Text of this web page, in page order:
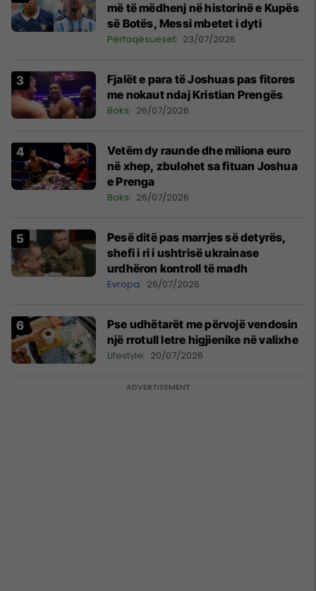
më të mëdhenj në historinë e Kupës
së Botës, Messi mbetet i dyti
Përfaqësueset 23/07/2026
Fjalët e para të Joshuas pas fitores
me nokaut ndaj Kristian Prengës
Boks 26/07/2026
Vetëm dy raunde dhe miliona euro
në xhep, zbulohet sa fituan Joshua
e Prenga
Boks 26/07/2026
Pesë ditë pas marrjes së detyrës,
shefi i ri i ushtrisë ukrainase
urdhëron kontroll të madh
Evropa 26/07/2026
Pse udhëtarët me përvojë vendosin
një rrotull letre higjienike në valixhe
Lifestyle 20/07/2026